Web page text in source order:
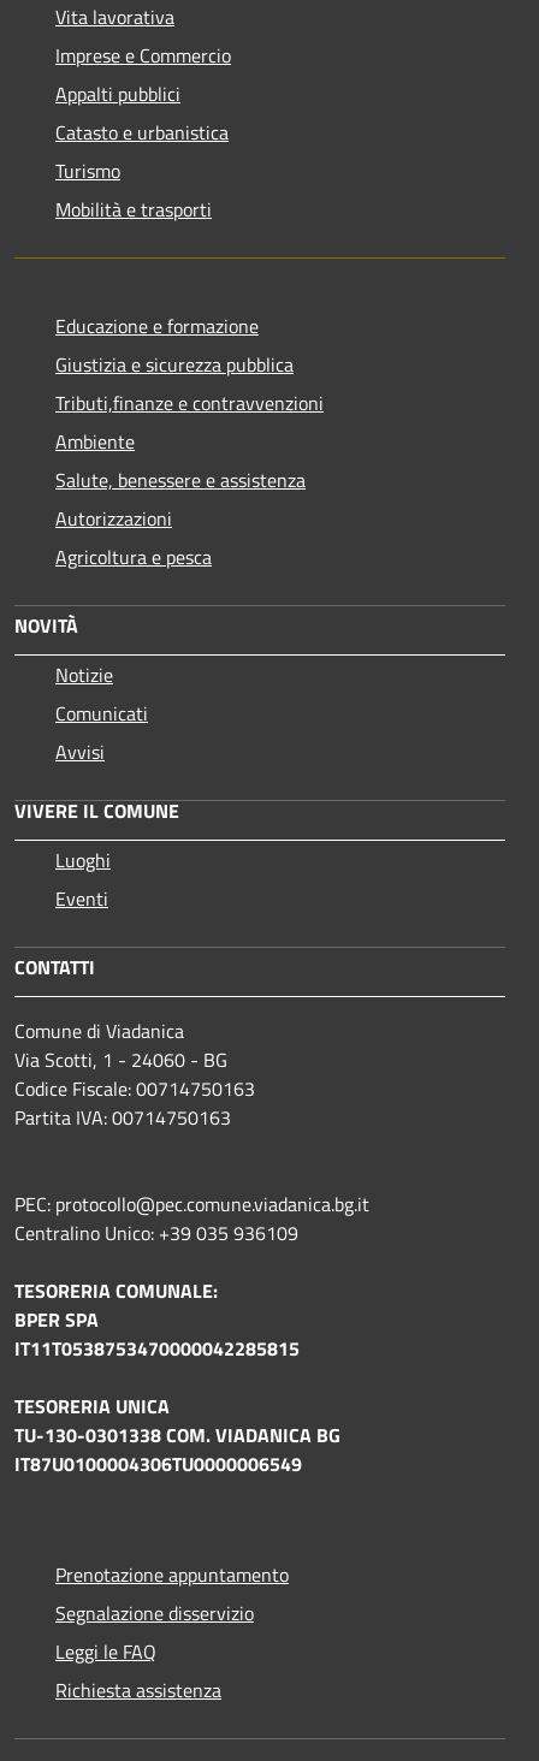
Vita lavorativa
Imprese e Commercio
Appalti pubblici
Catasto e urbanistica
Turismo
Mobilità e trasporti
Educazione e formazione
Giustizia e sicurezza pubblica
Tributi,finanze e contravvenzioni
Ambiente
Salute, benessere e assistenza
Autorizzazioni
Agricoltura e pesca
NOVITÀ
Notizie
Comunicati
Avvisi
VIVERE IL COMUNE
Luoghi
Eventi
CONTATTI
Comune di Viadanica
Via Scotti, 1 - 24060 - BG
Codice Fiscale: 00714750163
Partita IVA: 00714750163
PEC: protocollo@pec.comune.viadanica.bg.it
Centralino Unico: +39 035 936109
TESORERIA COMUNALE:
BPER SPA
IT11T0538753470000042285815
TESORERIA UNICA
TU-130-0301338 COM. VIADANICA BG
IT87U0100004306TU0000006549
Prenotazione appuntamento
Segnalazione disservizio
Leggi le FAQ
Richiesta assistenza